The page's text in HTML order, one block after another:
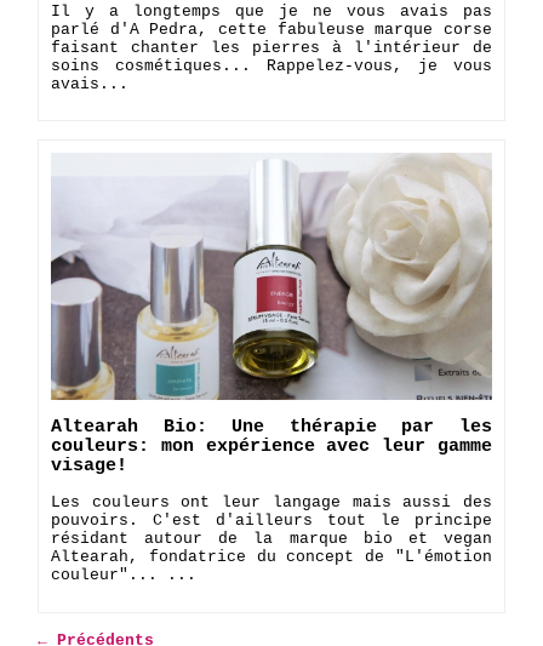
Il y a longtemps que je ne vous avais pas
parlé d'A Pedra, cette fabuleuse marque corse
faisant chanter les pierres à l'intérieur de
soins cosmétiques... Rappelez-vous, je vous
avais...
Altearah Bio: Une thérapie par les
couleurs: mon expérience avec leur gamme
visage!
Les couleurs ont leur langage mais aussi des
pouvoirs. C'est d'ailleurs tout le principe
résidant autour de la marque bio et vegan
Altearah, fondatrice du concept de "L'émotion
couleur"... ...
← Précédents